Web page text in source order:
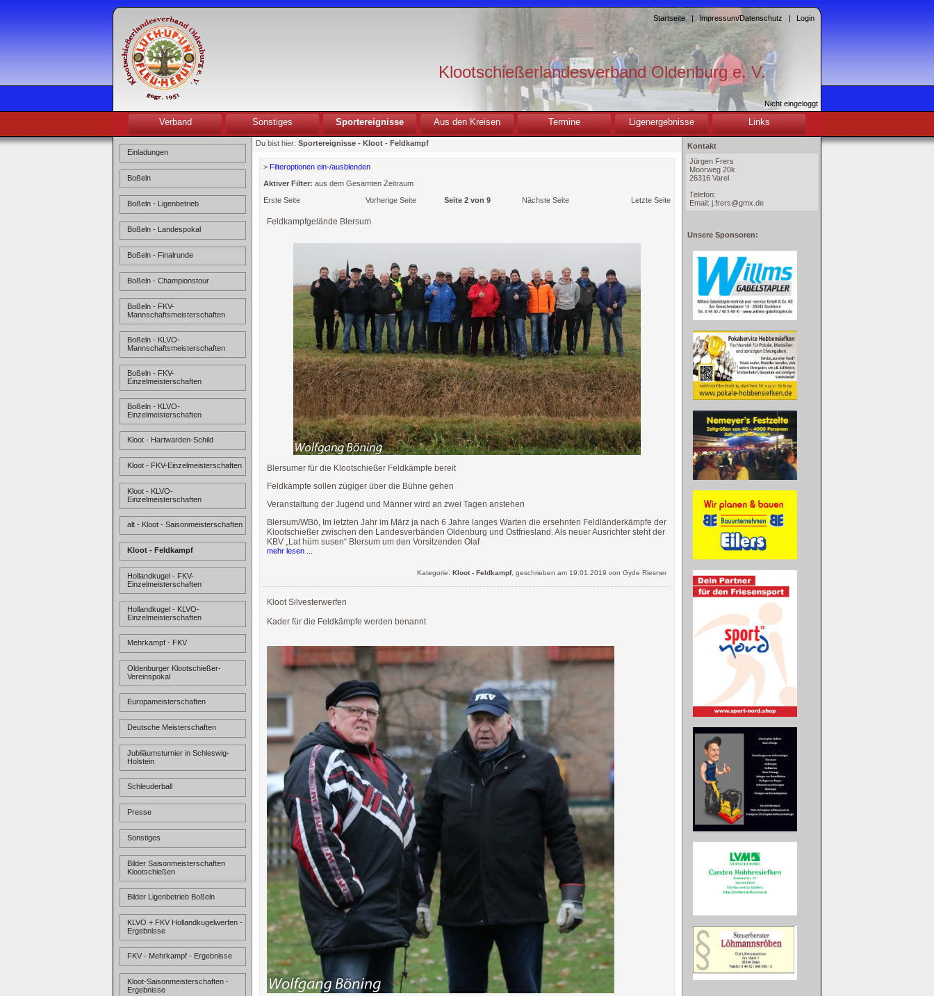
Startseite | Impressum/Datenschutz | Login
Klootschießerlandesverband Oldenburg e. V.
Nicht eingeloggt
Verband Sonstiges Sportereignisse Aus den Kreisen Termine Ligenergebnisse Links
Einladungen
Boßeln
Boßeln - Ligenbetrieb
Boßeln - Landespokal
Boßeln - Finalrunde
Boßeln - Championstour
Boßeln - FKV-
Mannschaftsmeisterschaften
Boßeln - KLVO-
Mannschaftsmeisterschaften
Boßeln - FKV-
Einzelmeisterschaften
Boßeln - KLVO-
Einzelmeisterschaften
Kloot - Hartwarden-Schild
Kloot - FKV-Einzelmeisterschaften
Kloot - KLVO-
Einzelmeisterschaften
alt - Kloot - Saisonmeisterschaften
Kloot - Feldkampf
Hollandkugel - FKV-
Einzelmeisterschaften
Hollandkugel - KLVO-
Einzelmeisterschaften
Mehrkampf - FKV
Oldenburger Klootschießer-
Vereinspokal
Europameisterschaften
Deutsche Meisterschaften
Jubiläumsturnier in Schleswig-
Holstein
Schleuderball
Presse
Sonstiges
Bilder Saisonmeisterschaften
Klootschießen
Bilder Ligenbetrieb Boßeln
KLVO + FKV Hollandkugelwerfen -
Ergebnisse
FKV - Mehrkampf - Ergebnisse
Kloot-Saisonmeisterschaften -
Ergebnisse
Kontakt
Jürgen Frers
Moorweg 20k
26316 Varel
Telefon:
Email: j.frers@gmx.de
Unsere Sponsoren:
Du bist hier: Sportereignisse - Kloot - Feldkampf
> Filteroptionen ein-/ausblenden
Aktiver Filter: aus dem Gesamten Zeitraum
Erste Seite
Vorherige Seite Seite 2 von 9 Nächste Seite Letzte Seite
Feldkampfgelände Blersum
Blersumer für die Klootschießer Feldkämpfe bereit
Feldkämpfe sollen zügiger über die Bühne gehen
Veranstaltung der Jugend und Männer wird an zwei Tagen anstehen
Blersum/WBö, Im letzten Jahr im März ja nach 6 Jahre langes Warten die ersehnten Feldländerkämpfe der
Klootschießer zwischen den Landesverbänden Oldenburg und Ostfriesland. Als neuer Ausrichter steht der
KBV „Lat hüm susen“ Blersum um den Vorsitzenden Olaf
mehr lesen ...
Kategorie: Kloot - Feldkampf, geschrieben am 19.01.2019 von Gyde Riesner
Kloot Silvesterwerfen
Kader für die Feldkämpfe werden benannt